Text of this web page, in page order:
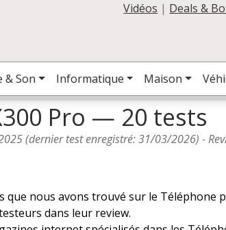
Vidéos | Deals &
& Son Informatique Maison
Pro — 20 tests
(dernier test enregistré:31/03/2026) -
que nous avons trouvé sur le Téléphone
dans leur review.